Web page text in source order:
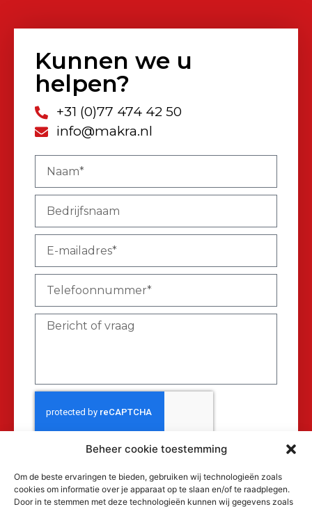
Beheer cookie toestemming
Om de beste ervaringen te bieden, gebruiken wij technologieën zoals
cookies om informatie over je apparaat op te slaan en/of te raadplegen.
Door in te stemmen met deze technologieën kunnen wij gegevens zoals
Kunnen we u
helpen?
+31 (0)77 474 42 50
info@makra.nl
Verzenden